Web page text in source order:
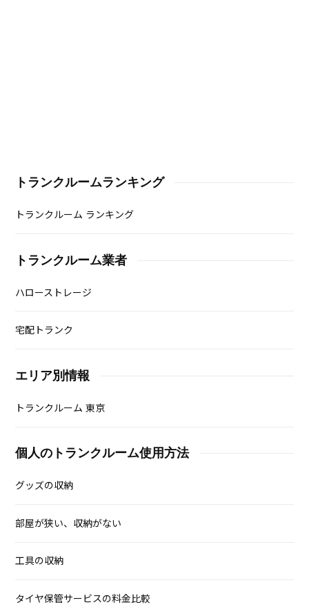
トランクルームランキング
トランクルーム ランキング
トランクルーム業者
ハローストレージ
宅配トランク
エリア別情報
トランクルーム 東京
個人のトランクルーム使用方法
グッズの収納
部屋が狭い、収納がない
工具の収納
タイヤ保管サービスの料金比較